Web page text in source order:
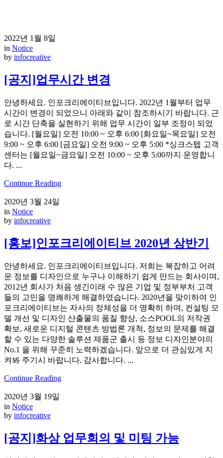
2022년 1월 8일
in Notice
by infocreative
[공지]업무시간 변경
안녕하세요. 인포크리에이티브입니다. 2022년 1월부터 업무
시간이 변경이 되었으니 아래와 같이 참조하시기 바랍니다. 근
로 시간 단축을 실현하기 위해 업무 시간이 일부 조정이 되었
습니다. [월요일] 오전 10:00 ~ 오후 6:00 [화요일~목요일] 오전
9:00 ~ 오후 6:00 [금요일] 오전 9:00 ~ 오후 5:00 *싱크스텝 고객
센터는 [월요일~금요일] 오전 10:00 ~ 오후 5:00까지 운영합니
다. ...
Continue Reading
2020년 3월 24일
in Notice
by infocreative
[홍보]인포크리에이티브 2020년 상반기
안녕하세요. 인포크리에이티브입니다. 저희는 복잡하고 어려
운 정보를 디자인으로 누구나 이해하기 쉽게 만드는 회사이며,
2012년 회사가 처음 생긴이래 수 많은 기업 및 정부부처 고객
들의 고민을 명쾌하게 해결하였습니다. 2020년을 맞이하여 인
포크리에이티브는 자사의 정체성을 더 명확히 하며, 컨설팅 모
델 개선 및 디자인 산출물의 품질 향상, 소스POOL의 저작권
확보, 새로운 디지털 콘텐츠 방법론 개척, 정보의 문제를 해결
할 수 있는 다양한 솔루션 제품군 출시 등 정보 디자인분야의
No.1 을 위해 꾸준히 노력하겠습니다. 앞으로 더 관심있게 지
켜봐 주기시 바랍니다. 감사합니다. ...
Continue Reading
2020년 3월 19일
in Notice
by infocreative
[공지]화상 업무회의 및 미팅 가능